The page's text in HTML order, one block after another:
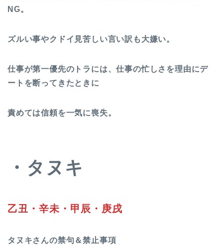
NG。
ズルい事やクドイ見苦しい言い訳も大嫌い。
仕事が第一優先のトラには、仕事の忙しさを理由にデ
ートを断ってきたときに
責めては信頼を一気に喪失。
・タヌキ
乙丑・辛未・甲辰・庚戌
タヌキさんの禁句＆禁止事項